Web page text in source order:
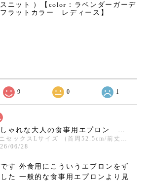
ニット ）【color：ラベンダーガーデ
ラットカラー レディース】
9 0 1
ユニセックスLサイズ （首周52.5cm/前丈83cm/裾幅68cm）
06/28
す 外食用にこういうエプロンをず
た 一般的な食事用エプロンより見